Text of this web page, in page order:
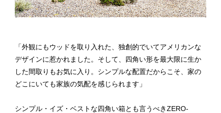
「外観にもウッドを取り入れた、独創的でいてアメリカンな
デザインに惹かれました。そして、四角い形を最大限に生か
した間取りもお気に入り。シンプルな配置だからこそ、家の
どこにいても家族の気配を感じられます」
シンプル・イズ・ベストな四角い箱とも言うべきZERO-